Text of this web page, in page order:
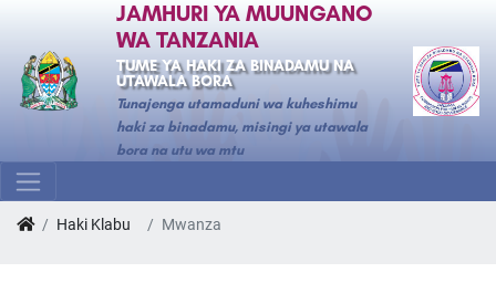
JAMHURI YA MUUNGANO
WA TANZANIA
TUME YA HAKI ZA BINADAMU NA
UTAWALA BORA
Tunajenga utamaduni wa kuheshimu
haki za binadamu, misingi ya utawala
bora na utu wa mtu
Haki Klabu Mwanza